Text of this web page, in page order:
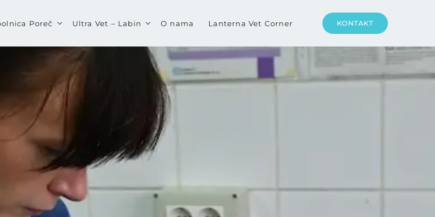
Poreč Ultra Vet – Labin O nama Lanterna Vet Corner KONTAKT